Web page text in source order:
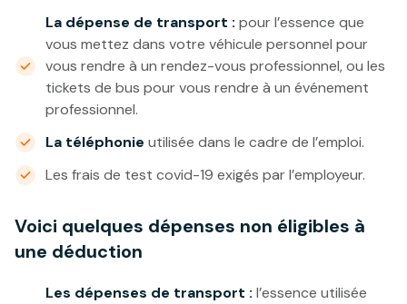
La dépense de transport : pour l’essence que
vous mettez dans votre véhicule personnel pour
vous rendre à un rendez-vous professionnel, ou les
tickets de bus pour vous rendre à un événement
professionnel.
La téléphonie utilisée dans le cadre de l’emploi.
Les frais de test covid-19 exigés par l’employeur.
Voici quelques dépenses non éligibles à
une déduction
Les dépenses de transport : l’essence utilisée